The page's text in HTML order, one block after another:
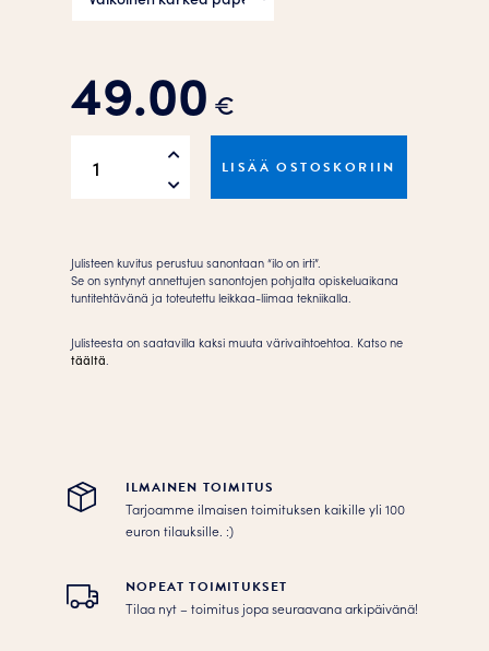
49.00 €
LISÄÄ OSTOSKORIIN
Julisteen kuvitus perustuu sanontaan “ilo on irti”.
Se on syntynyt annettujen sanontojen pohjalta opiskeluaikana
tuntitehtävänä ja toteutettu leikkaa-liimaa tekniikalla.
Julisteesta on saatavilla kaksi muuta värivaihtoehtoa. Katso ne
täältä
ILMAINEN TOIMITUS
Tarjoamme ilmaisen toimituksen kaikille yli 100
euron tilauksille. :­­)
NOPEAT TOIMITUKSET
Tilaa nyt – toimitus jopa seuraavana arkipäivänä!